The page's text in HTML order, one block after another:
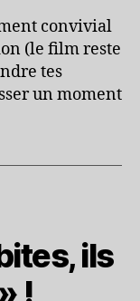
convivial
(le film reste
tes
un moment
ils
!